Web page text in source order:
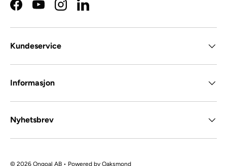
FacebookYouTubeInstagramLinkedIn
Kundeservice
Informasjon
Nyhetsbrev
© 2026 Ongoal AB • Powered by Oaksmond